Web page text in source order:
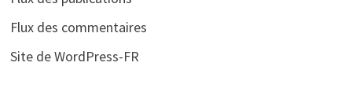
Flux des commentaires
Site de WordPress-FR